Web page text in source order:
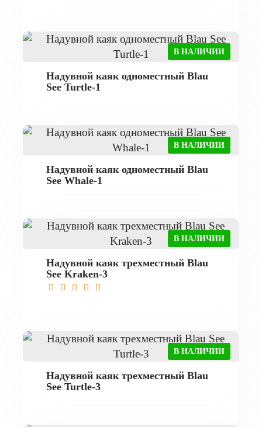
В НАЛИЧИИ
Надувной каяк одноместный Blau
See Turtle-1
В НАЛИЧИИ
Надувной каяк одноместный Blau
See Whale-1
В НАЛИЧИИ
Надувной каяк трехместный Blau
See Kraken-3
В НАЛИЧИИ
Надувной каяк трехместный Blau
See Turtle-3